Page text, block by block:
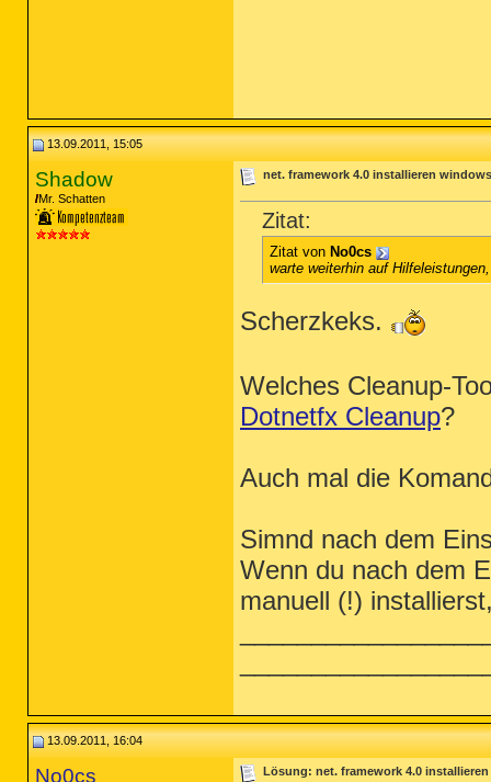
13.09.2011, 15:05
Shadow
Mr. Schatten
net. framework 4.0 installieren
Zitat:
Zitat von No0cs
warte weiterhin auf
Scherzkeks.
Welches Cleanup-
Dotnetfx Cleanup?
Auch mal die
Simnd nach dem
Wenn du nach dem
manuell (!)
13.09.2011, 16:04
No0cs Lösung: net. framework 4.0